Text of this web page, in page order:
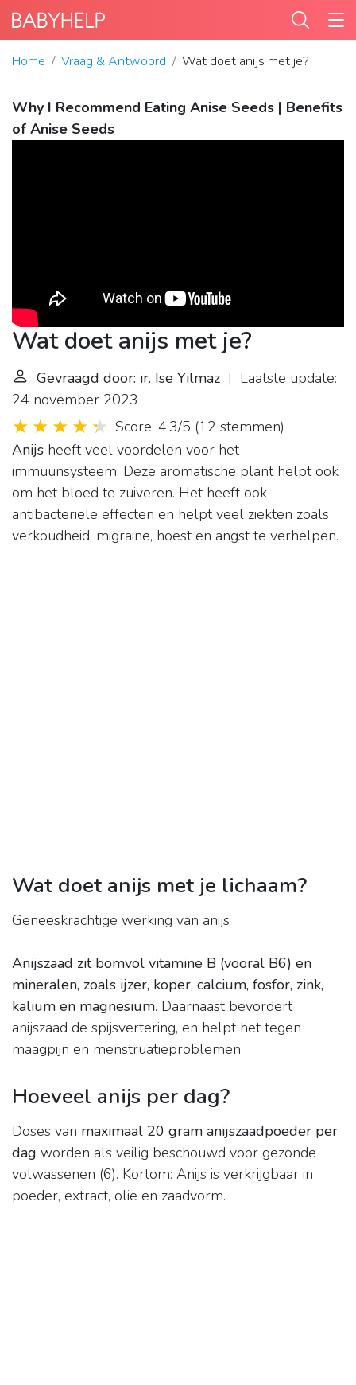
Home Vraag & Antwoord Wat doet anijs met je?
Why I Recommend Eating Anise Seeds | Benefits
of Anise Seeds
Wat doet anijs met je?
Gevraagd door: ir. Ise Yilmaz | Laatste update:
24 november 2023
Score: 4.3/5 (12 stemmen)
Anijs heeft veel voordelen voor het
immuunsysteem. Deze aromatische plant helpt ook
om het bloed te zuiveren. Het heeft ook
antibacteriële effecten en helpt veel ziekten zoals
verkoudheid, migraine, hoest en angst te verhelpen.
Wat doet anijs met je lichaam?
Geneeskrachtige werking van anijs
Anijszaad zit bomvol vitamine B (vooral B6) en
mineralen, zoals ijzer, koper, calcium, fosfor, zink,
kalium en magnesium. Daarnaast bevordert
anijszaad de spijsvertering, en helpt het tegen
maagpijn en menstruatieproblemen.
Hoeveel anijs per dag?
Doses van maximaal 20 gram anijszaadpoeder per
dag worden als veilig beschouwd voor gezonde
volwassenen (6). Kortom: Anijs is verkrijgbaar in
poeder, extract, olie en zaadvorm.